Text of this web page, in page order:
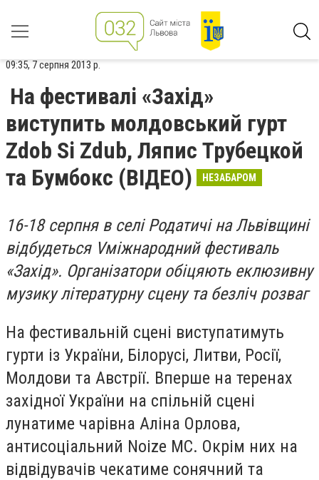
09:35, 7 серпня 2013 р.
На фестивалі «Захід»
виступить молдовський гурт
Zdob Si Zdub, Ляпис Трубецкой
та Бумбокс (ВІДЕО)
НЕЗАБАРОМ
16-18 серпня в селі Родатичі на Львівщині
відбудеться Vміжнародний фестиваль
«Захід». Організатори обіцяють еклюзивну
музику літературну сцену та безліч розваг
На фестивальній сцені виступатимуть
гурти із України, Білорусі, Литви, Росії,
Молдови та Австрії. Вперше на теренах
західної України на спільній сцені
лунатиме чарівна Аліна Орлова,
антисоціальний Noize MC. Окрім них на
відвідувачів чекатиме сонячний та